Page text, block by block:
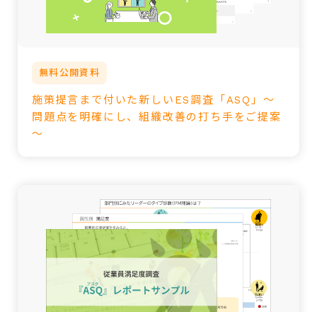
無料公開資料
施策提言まで付いた新しいES調査「ASQ」～
問題点を明確にし、組織改善の打ち手をご提案
～